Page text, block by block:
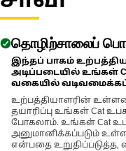
தொழிற்சாலைப்
இந்தப் பாகம்
அடிப்படையில் உங்கள்
வகையில்
உற்பத்தியாளரின்
தயாரிப்பு உங்கள் Cat
போகலாம். உங்கள் Cat
அனுமானிக்கப்படும்
என்பதை உறுதிப்படுத்த,